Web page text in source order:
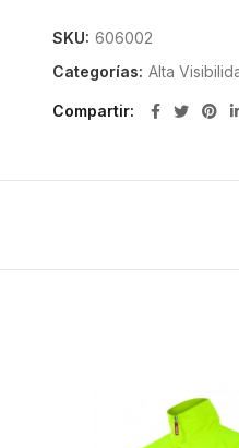
SKU: 606002
Categorías: Alta
Compartir